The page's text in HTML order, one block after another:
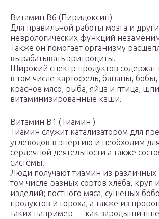
Витамин B6 (Пиридоксин)
Для правильной работы мозга и
неврологических функций
Также он помогает организму
вырабатывать эритроциты.
Широкий спектр продуктов
в том числе картофель, бананы,
красное мясо, рыба, яйца и птица,
витаминизированные каши.
Витамин В1 (Тиамин )
Тиамин служит катализатором для
углеводов в энергию и необходим
сердечной деятельности а также
системы.
Люди получают тиамин из различных
том числе разных сортов хлеба, круп
изделий; постного мяса, сушеных
продуктов и гороха, а также из
таких например — как зародыши